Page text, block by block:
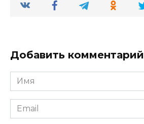
Добавить комментарий
Имя
*
Email
*